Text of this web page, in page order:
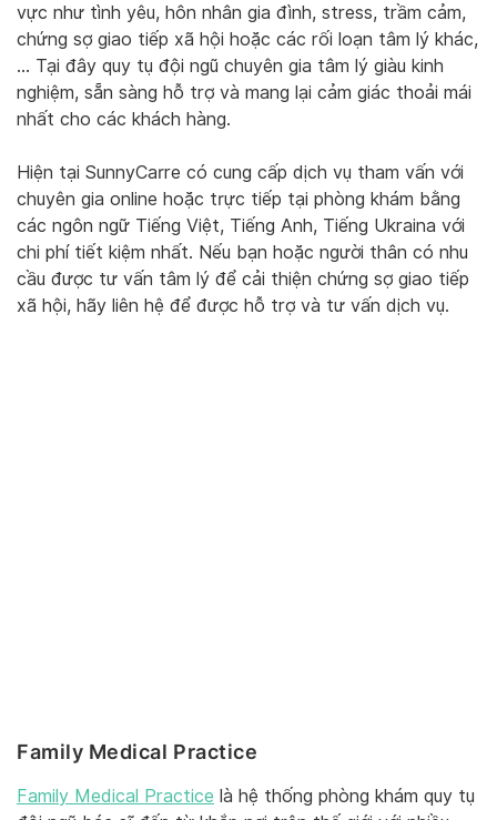
vực như tình yêu, hôn nhân gia đình, stress, trầm cảm,
chứng sợ giao tiếp xã hội hoặc các rối loạn tâm lý khác,
… Tại đây quy tụ đội ngũ chuyên gia tâm lý giàu kinh
nghiệm, sẵn sàng hỗ trợ và mang lại cảm giác thoải mái
nhất cho các khách hàng.
Hiện tại SunnyCarre có cung cấp dịch vụ tham vấn với
chuyên gia online hoặc trực tiếp tại phòng khám bằng
các ngôn ngữ Tiếng Việt, Tiếng Anh, Tiếng Ukraina với
chi phí tiết kiệm nhất. Nếu bạn hoặc người thân có nhu
cầu được tư vấn tâm lý để cải thiện chứng sợ giao tiếp
xã hội, hãy liên hệ để được hỗ trợ và tư vấn dịch vụ.
Family Medical Practice
Family Medical Practice là hệ thống phòng khám quy tụ